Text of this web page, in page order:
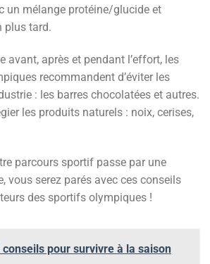
un mélange protéine/glucide et
plus tard.
avant, après et pendant l’effort, les
recommandent d’éviter les
: les barres chocolatées et autres.
les produits naturels : noix, cerises,
parcours sportif passe par une
vous serez parés avec ces conseils
des sportifs olympiques !
conseils pour survivre à la saison